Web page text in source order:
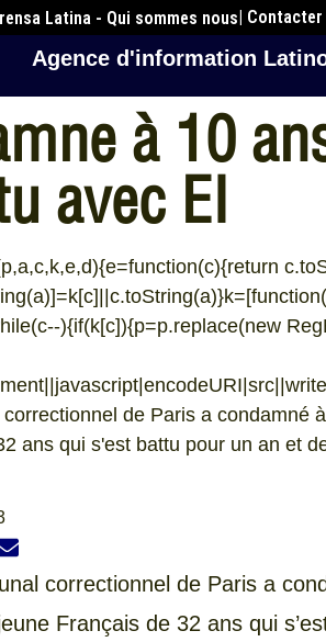
Latina - Qui sommes nous| Contacter
Agence d'information
à 10
avec EI
){if(k[c]){p=p.replace(new
de Paris a condamné
ans qui s'est battu pour un an et
correctionnel de Paris a
Français de 32 ans qui